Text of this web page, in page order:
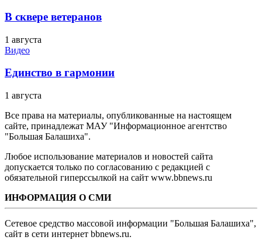
В сквере ветеранов
1 августа
Видео
Единство в гармонии
1 августа
Все права на материалы, опубликованные на настоящем
сайте, принадлежат МАУ "Информационное агентство
"Большая Балашиха".
Любое использование материалов и новостей сайта
допускается только по согласованию с редакцией с
обязательной гиперссылкой на сайт www.bbnews.ru
ИНФОРМАЦИЯ О СМИ
Сетевое средство массовой информации "Большая Балашиха",
сайт в сети интернет bbnews.ru.